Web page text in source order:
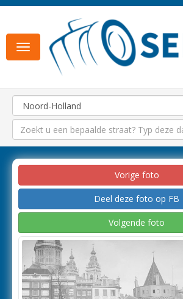
Toggle
navigation
Vorige foto
Deel deze foto op FB
Volgende foto